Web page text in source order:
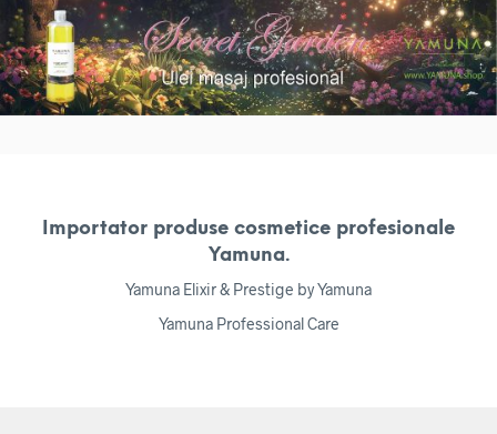
Importator produse cosmetice profesionale
Yamuna.
Yamuna Elixir & Prestige by Yamuna
Yamuna Professional Care